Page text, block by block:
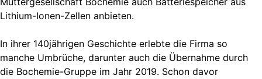
Lithium-Ionen-Zellen anbieten.
In ihrer 140jährigen Geschichte erlebte die Firma so
manche Umbrüche, darunter auch die Übernahme durch
die Bochemie-Gruppe im Jahr 2019. Schon davor